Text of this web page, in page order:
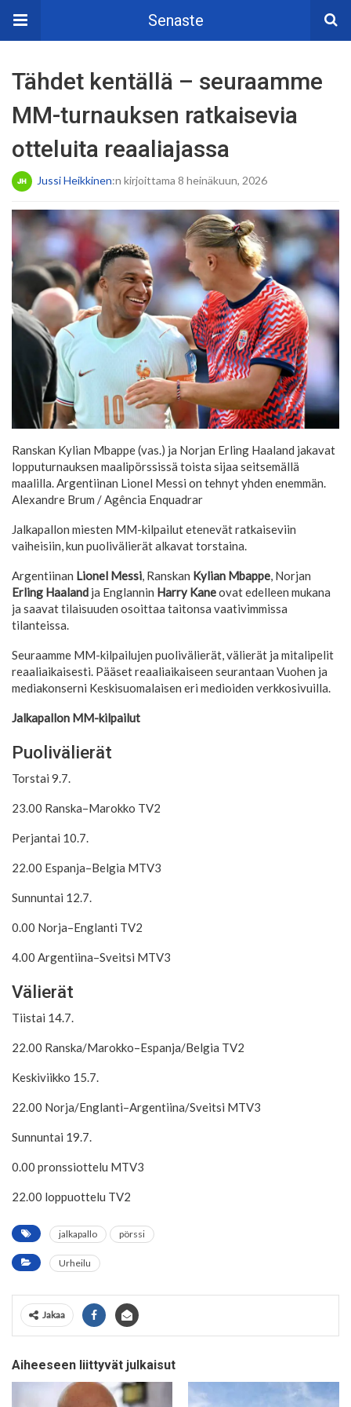
Senaste
Tähdet kentällä – seuraamme
MM-turnauksen ratkaisevia
otteluita reaaliajassa
Jussi Heikkinen:n kirjoittama 8 heinäkuun, 2026
Ranskan Kylian Mbappe (vas.) ja Norjan Erling Haaland jakavat
lopputurnauksen maalipörssissä toista sijaa seitsemällä
maalilla. Argentiinan Lionel Messi on tehnyt yhden enemmän.
Alexandre Brum / Agência Enquadrar
Jalkapallon miesten MM-kilpailut etenevät ratkaiseviin
vaiheisiin, kun puolivälierät alkavat torstaina.
Argentiinan Lionel Messi, Ranskan Kylian Mbappe, Norjan
Erling Haaland ja Englannin Harry Kaneovat edelleen mukana
ja saavat tilaisuuden osoittaa taitonsa vaativimmissa
tilanteissa.
Seuraamme MM-kilpailujen puolivälierät, välierät ja mitalipelit
reaaliaikaisesti. Pääset reaaliaikaiseen seurantaan Vuohen ja
mediakonserni Keskisuomalaisen eri medioiden verkkosivuilla.
Jalkapallon MM-kilpailut
Puolivälierät
Torstai 9.7.
23.00 Ranska–Marokko TV2
Perjantai 10.7.
22.00 Espanja–Belgia MTV3
Sunnuntai 12.7.
0.00 Norja–Englanti TV2
4.00 Argentiina–Sveitsi MTV3
Välierät
Tiistai 14.7.
22.00 Ranska/Marokko–Espanja/Belgia TV2
Keskiviikko 15.7.
22.00 Norja/Englanti–Argentiina/Sveitsi MTV3
Sunnuntai 19.7.
0.00 pronssiottelu MTV3
22.00 loppuottelu TV2
jalkapallo pörssi
Urheilu
Jakaa
Aiheeseen liittyvät julkaisut